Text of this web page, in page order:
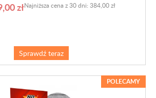
złNajniższa cena z 30 dni: 384,00 zł
Sprawdź teraz
POLECAMY